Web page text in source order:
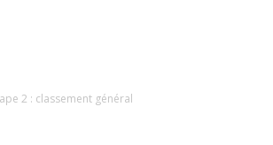
2 : classement général